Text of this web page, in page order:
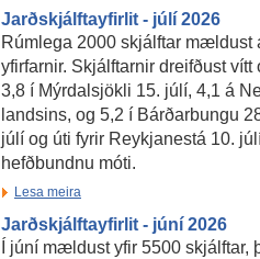
Jarðskjálftayfirlit - júlí 2026
Rúmlega 2000 skjálftar mældust
yfirfarnir. Skjálftarnir dreifðust
3,8 í Mýrdalsjökli 15. júlí, 4,1 á
landsins, og 5,2 í Bárðarbungu
júlí og úti fyrir Reykjanestá 10.
hefðbundnu móti.
Lesa meira
Jarðskjálftayfirlit - júní 2026
Í júní mældust yfir 5500 skjálftar,